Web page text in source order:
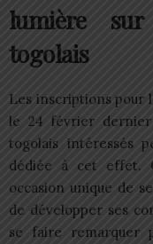
lumière
togolais
Les inscriptions pour
le 24 février dernier
togolais intéressés
dédiée à cet effet.
occasion unique de
de développer ses
se faire remarquer